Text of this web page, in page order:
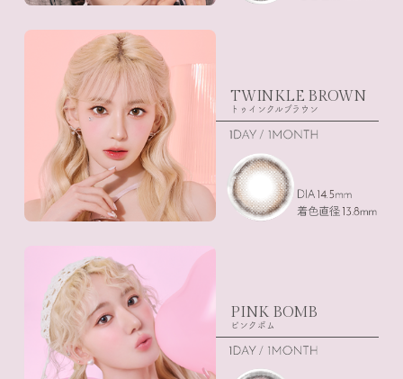
TWINKLE BROWN
トゥインクルブラウン
PINK BOMB
ピンクボム